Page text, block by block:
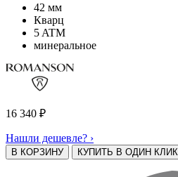
42 мм
Кварц
5 ATM
минеральное
16 340 ₽
Нашли дешевле? ›
В КОРЗИНУ КУПИТЬ В ОДИН КЛИК